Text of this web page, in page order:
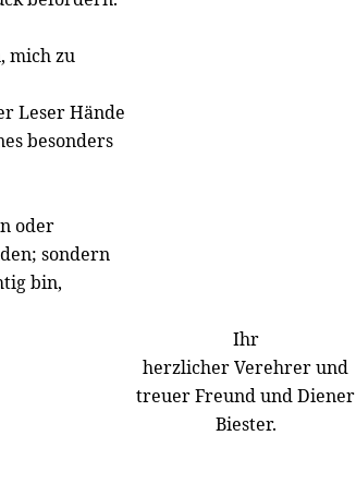
mich zu
Leser Hände
besonders
oder
sondern
bin,
Ihr
herzlicher Verehrer und
treuer Freund und Diener
Biester.